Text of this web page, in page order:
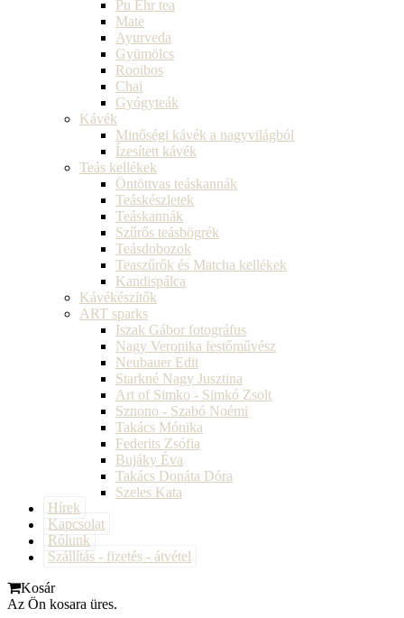
Pu Ehr tea
Mate
Ayurveda
Gyümölcs
Rooibos
Chai
Gyógyteák
Kávék
Minőségi kávék a nagyvilágból
Ízesített kávék
Teás kellékek
Öntöttvas teáskannák
Teáskészletek
Teáskannák
Szűrős teásbögrék
Teásdobozok
Teaszűrők és Matcha kellékek
Kandispálca
Kávékészítők
ART sparks
Iszak Gábor fotográfus
Nagy Veronika festőművész
Neubauer Edit
Starkné Nagy Jusztina
Art of Simko - Simkó Zsolt
Sznono - Szabó Noémi
Takács Mónika
Federits Zsófia
Bujáky Éva
Takács Donáta Dóra
Szeles Kata
Hírek
Kapcsolat
Rólunk
Szállítás - fizetés - átvétel
Kosár
Az Ön kosara üres.